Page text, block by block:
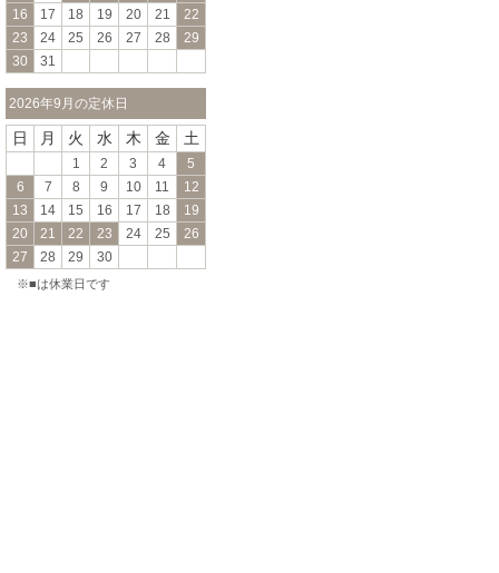
16
17 18 19 20 21
22
23
24 25 26 27 28
29
30
31
2026年9月の定休日
日 月 火 水 木 金 土
1 2 3 4
5
6
7 8 9 10 11
12
13
14 15 16 17 18
19
20
21 22 23 24 25
26
27
28 29 30
※■は休業日です